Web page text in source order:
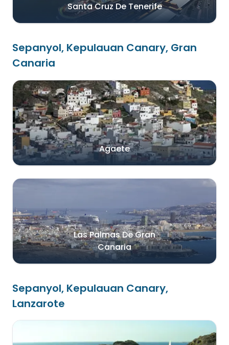
Santa Cruz De Tenerife
Sepanyol, Kepulauan Canary, Gran
Canaria
Agaete
Las Palmas De Gran
Canaria
Sepanyol, Kepulauan Canary,
Lanzarote